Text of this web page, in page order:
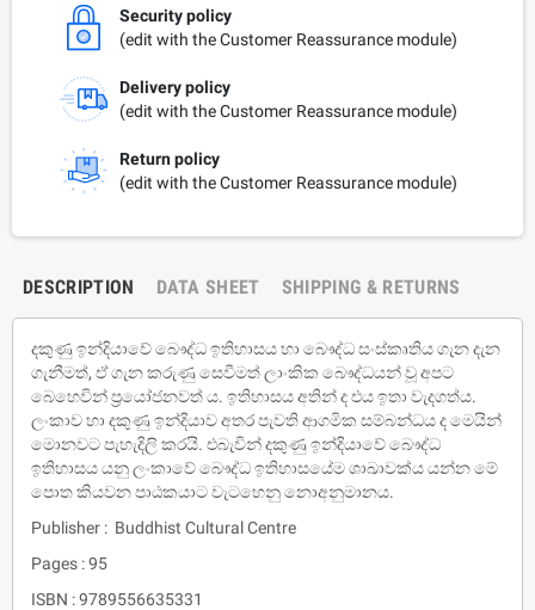
Security policy
(edit with the Customer Reassurance module)
Delivery policy
(edit with the Customer Reassurance module)
Return policy
(edit with the Customer Reassurance module)
DESCRIPTION DATA SHEET SHIPPING & RETURNS
දකුණු ඉන්දියාවේ බෞද්ධ ඉතිහාසය හා බෞද්ධ සංස්කෘතිය ගැන දැන
ගැනීමත්, ඒ ගැන කරුණු සෙවීමත් ලාංකික බෞද්ධයන් වූ අපට
බෙහෙවින් ප‍්‍රයෝජනවත් ය. ඉතිහාසය අතින් ද එය ඉතා වැදගත්ය.
ලංකාව හා දකුණු ඉන්දියාව අතර පැවති ආගමික සම්බන්ධය ද මෙයින්
මොනවට පැහැදිලි කරයි. එබැවින් දකුණු ඉන්දියාවේ බෞද්ධ
ඉතිහාසය යනු ලංකාවේ බෞද්ධ ඉතිහාසයේම ශාඛාවක්ය යන්න මේ
පොත කියවන පාඨකයාට වැටහෙනු නොඅනුමානය.
Publisher : Buddhist Cultural Centre
Pages : 95
ISBN : 9789556635331